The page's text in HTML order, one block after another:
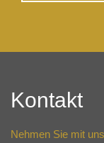
Kontakt
Nehmen Sie mit